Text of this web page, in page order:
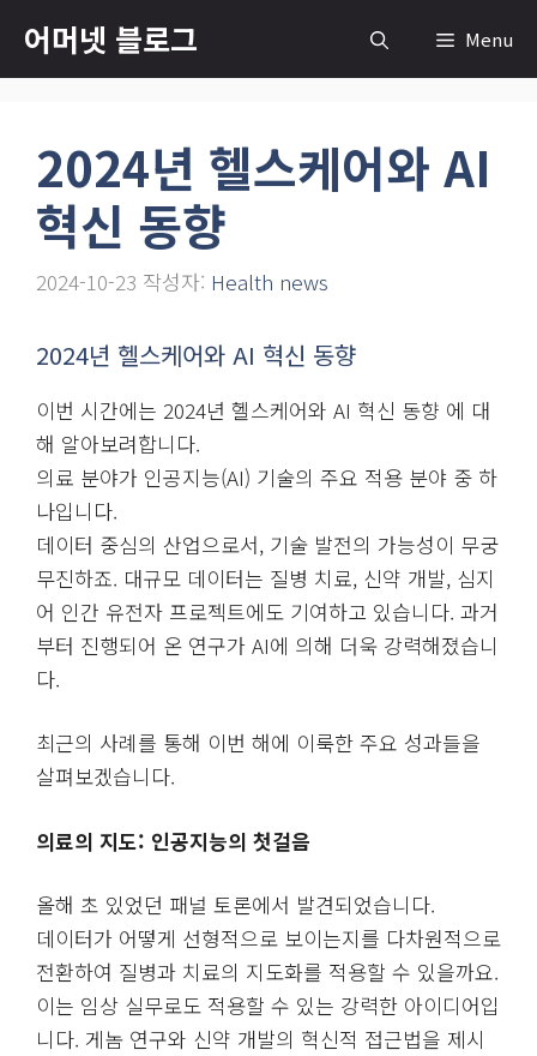
츠
어머넷 블로그 Menu
2024년 헬스케어와 AI
혁신 동향
2024-10-23 작성자: Health news
2024년 헬스케어와 AI 혁신 동향
이번 시간에는 2024년 헬스케어와 AI 혁신 동향 에 대
해 알아보려합니다.
의료 분야가 인공지능(AI) 기술의 주요 적용 분야 중 하
나입니다.
데이터 중심의 산업으로서, 기술 발전의 가능성이 무궁
무진하죠. 대규모 데이터는 질병 치료, 신약 개발, 심지
어 인간 유전자 프로젝트에도 기여하고 있습니다. 과거
부터 진행되어 온 연구가 AI에 의해 더욱 강력해졌습니
다.
최근의 사례를 통해 이번 해에 이룩한 주요 성과들을
살펴보겠습니다.
의료의 지도: 인공지능의 첫걸음
올해 초 있었던 패널 토론에서 발견되었습니다.
데이터가 어떻게 선형적으로 보이는지를 다차원적으로
전환하여 질병과 치료의 지도화를 적용할 수 있을까요.
이는 임상 실무로도 적용할 수 있는 강력한 아이디어입
니다. 게놈 연구와 신약 개발의 혁신적 접근법을 제시